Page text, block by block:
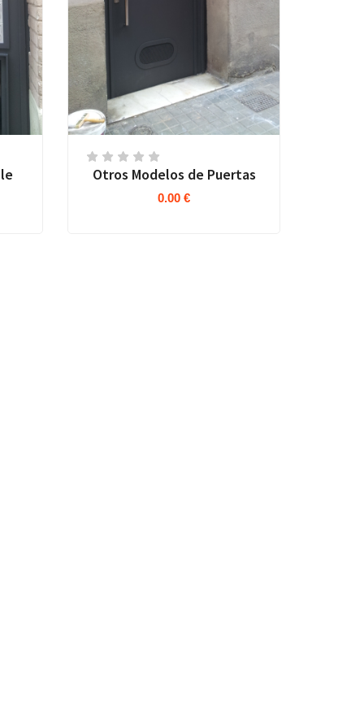
Otros Modelos de Puertas
0.00 €